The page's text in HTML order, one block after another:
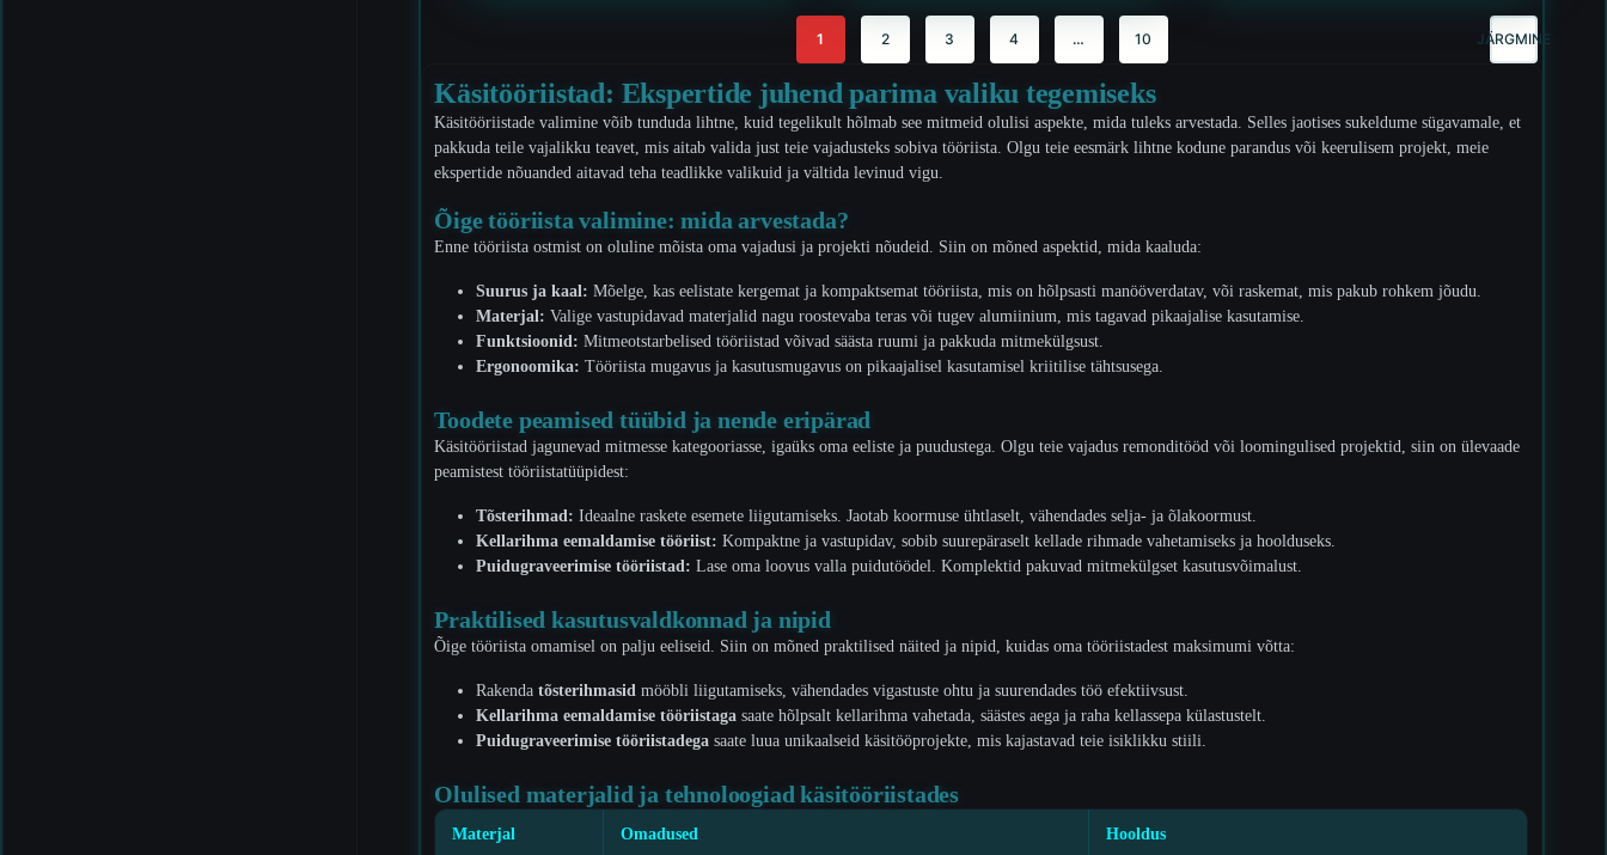
1 2 3 4 … 10 JÄRGMINE
Käsitööriistad: Ekspertide juhend parima valiku tegemiseks
Käsitööriistade valimine võib tunduda lihtne, kuid tegelikult hõlmab see mitmeid olulisi aspekte, mida tuleks arvestada. Selles jaotises sukeldume sügavamale, et
pakkuda teile vajalikku teavet, mis aitab valida just teie vajadusteks sobiva tööriista. Olgu teie eesmärk lihtne kodune parandus või keerulisem projekt, meie
ekspertide nõuanded aitavad teha teadlikke valikuid ja vältida levinud vigu.
Õige tööriista valimine: mida arvestada?
Enne tööriista ostmist on oluline mõista oma vajadusi ja projekti nõudeid. Siin on mõned aspektid, mida kaaluda:
Suurus ja kaal: Mõelge, kas eelistate kergemat ja kompaktsemat tööriista, mis on hõlpsasti manööverdatav, või raskemat, mis pakub rohkem jõudu.
Materjal: Valige vastupidavad materjalid nagu roostevaba teras või tugev alumiinium, mis tagavad pikaajalise kasutamise.
Funktsioonid: Mitmeotstarbelised tööriistad võivad säästa ruumi ja pakkuda mitmekülgsust.
Ergonoomika: Tööriista mugavus ja kasutusmugavus on pikaajalisel kasutamisel kriitilise tähtsusega.
Toodete peamised tüübid ja nende eripärad
Käsitööriistad jagunevad mitmesse kategooriasse, igaüks oma eeliste ja puudustega. Olgu teie vajadus remonditööd või loomingulised projektid, siin on ülevaade
peamistest tööriistatüüpidest:
Tõsterihmad: Ideaalne raskete esemete liigutamiseks. Jaotab koormuse ühtlaselt, vähendades selja- ja õlakoormust.
Kellarihma eemaldamise tööriist: Kompaktne ja vastupidav, sobib suurepäraselt kellade rihmade vahetamiseks ja hoolduseks.
Puidugraveerimise tööriistad: Lase oma loovus valla puidutöödel. Komplektid pakuvad mitmekülgset kasutusvõimalust.
Praktilised kasutusvaldkonnad ja nipid
Õige tööriista omamisel on palju eeliseid. Siin on mõned praktilised näited ja nipid, kuidas oma tööriistadest maksimumi võtta:
Rakendatõsterihmasid mööbli liigutamiseks, vähendades vigastuste ohtu ja suurendades töö efektiivsust.
Kellarihma eemaldamise tööriistaga saate hõlpsalt kellarihma vahetada, säästes aega ja raha kellassepa külastustelt.
Puidugraveerimise tööriistadega saate luua unikaalseid käsitööprojekte, mis kajastavad teie isiklikku stiili.
Olulised materjalid ja tehnoloogiad käsitööriistades
Materjal Omadused Hooldus